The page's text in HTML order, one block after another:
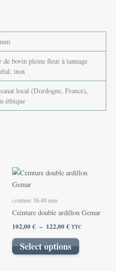
de bovin pleine fleur à tannage
inox
local (Dordogne, France),
éthique
ceinture 38-40 mm
Ceinture double ardillon Gemar
102,00€ – 122,00€
Plage
122,00 €
TTC
Select options
Ce
Les
options
peuvent